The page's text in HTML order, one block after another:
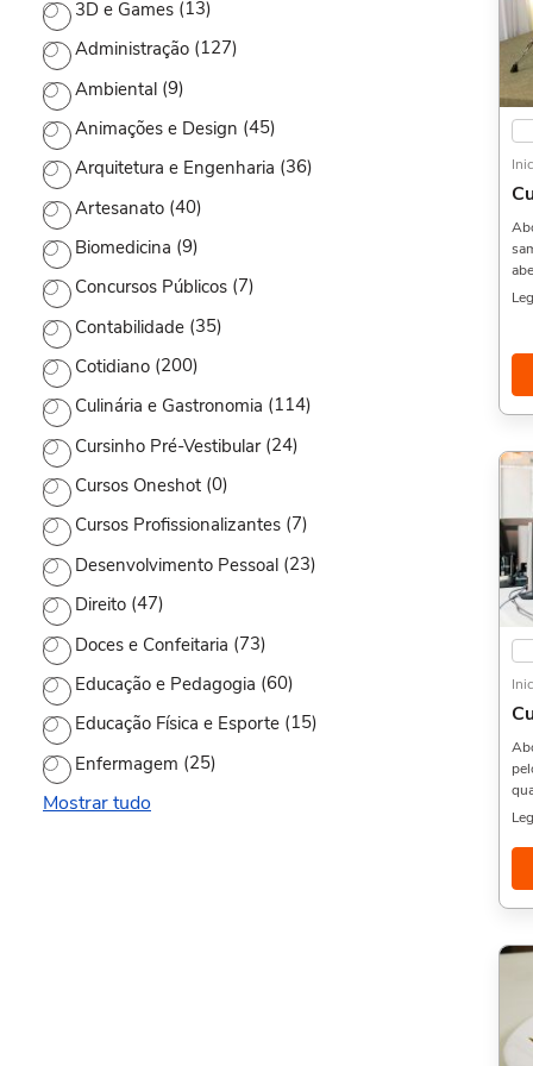
3D e Games (13)
Administração (127)
Ambiental (9)
Animações e Design (45)
Arquitetura e Engenharia (36)
Artesanato (40)
Biomedicina (9)
Concursos Públicos (7)
Contabilidade (35)
Cotidiano (200)
Culinária e Gastronomia (114)
Cursinho Pré-Vestibular(24)
Cursos Oneshot (0)
Cursos Profissionalizantes (7)
Desenvolvimento Pessoal (23)
Direito (47)
Doces e Confeitaria (73)
Educação e Pedagogia (60)
Educação Física e Esporte (15)
Enfermagem (25)
Mostrar tudo
for